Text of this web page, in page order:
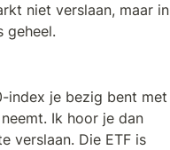
niet verslaan, maar in
geheel.
index je bezig bent met
Ik hoor je dan
verslaan. Die ETF is